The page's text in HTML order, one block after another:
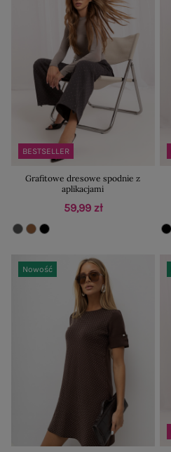
BESTSELLER
Grafitowe dresowe spodnie z
aplikacjami
59,99 zł
Nowość